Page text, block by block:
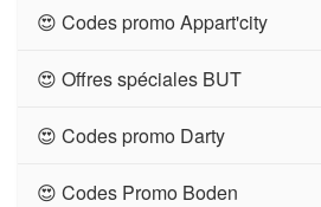
😍 Codes promo Appart'city
😍 Offres spéciales BUT
😍 Codes promo Darty
😍 Codes Promo Boden